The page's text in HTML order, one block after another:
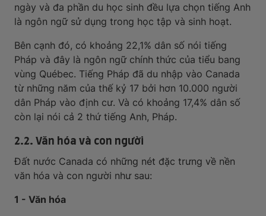
ngày và đa phần du học sinh đều lựa chọn tiếng Anh
là ngôn ngữ sử dụng trong học tập và sinh hoạt.
Bên cạnh đó, có khoảng 22,1% dân số nói tiếng
Pháp và đây là ngôn ngữ chính thức của tiểu bang
vùng Québec. Tiếng Pháp đã du nhập vào Canada
từ những năm của thế kỷ 17 bởi hơn 10.000 người
dân Pháp vào định cư. Và có khoảng 17,4% dân số
còn lại nói cả 2 thứ tiếng Anh, Pháp.
2.2. Văn hóa và con người
Đất nước Canada có những nét đặc trưng về nền
văn hóa và con người như sau:
1 - Văn hóa